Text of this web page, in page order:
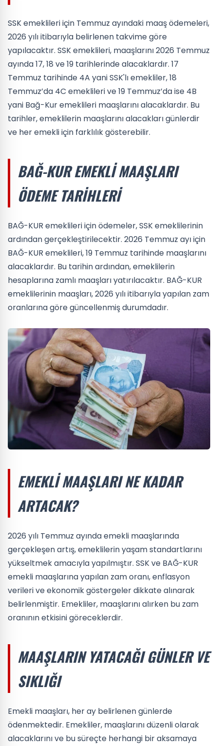
SSK emeklileri için Temmuz ayındaki maaş ödemeleri,
2026 yılı itibarıyla belirlenen takvime göre
yapılacaktır. SSK emeklileri, maaşlarını 2026 Temmuz
ayında 17, 18 ve 19 tarihlerinde alacaklardır. 17
Temmuz tarihinde 4A yani SSK'lı emekliler, 18
Temmuz’da 4C emeklileri ve 19 Temmuz’da ise 4B
yani Bağ-Kur emeklileri maaşlarını alacaklardır. Bu
tarihler, emeklilerin maaşlarını alacakları günlerdir
ve her emekli için farklılık gösterebilir.
BAĞ-KUR EMEKLI MAAŞLARI
ÖDEME TARIHLERI
BAĞ-KUR emeklileri için ödemeler, SSK emeklilerinin
ardından gerçekleştirilecektir. 2026 Temmuz ayı için
BAĞ-KUR emeklileri, 19 Temmuz tarihinde maaşlarını
alacaklardır. Bu tarihin ardından, emeklilerin
hesaplarına zamlı maaşları yatırılacaktır. BAĞ-KUR
emeklilerinin maaşları, 2026 yılı itibarıyla yapılan zam
oranlarına göre güncellenmiş durumdadır.
EMEKLI MAAŞLARI NE KADAR
ARTACAK?
2026 yılı Temmuz ayında emekli maaşlarında
gerçekleşen artış, emeklilerin yaşam standartlarını
yükseltmek amacıyla yapılmıştır. SSK ve BAĞ-KUR
emekli maaşlarına yapılan zam oranı, enflasyon
verileri ve ekonomik göstergeler dikkate alınarak
belirlenmiştir. Emekliler, maaşlarını alırken bu zam
oranının etkisini göreceklerdir.
MAAŞLARIN YATACAĞI GÜNLER VE
SIKLIĞI
Emekli maaşları, her ay belirlenen günlerde
ödenmektedir. Emekliler, maaşlarını düzenli olarak
alacaklarını ve bu süreçte herhangi bir aksamaya